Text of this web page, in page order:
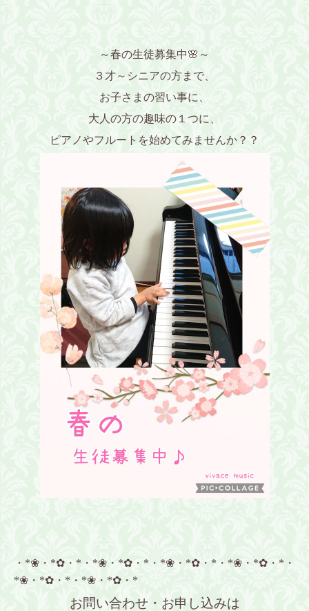
～春の生徒募集中🌸～
３才～シニアの方まで、
お子さまの習い事に、
大人の方の趣味の１つに、
ピアノやフルートを始めてみませんか？？
・*❀・*✿・*・*❀・*✿・*・*❀・*✿・*・*❀・*✿・*・
*❀・*✿・*・*❀・*✿・*
お問い合わせ・お申し込みは